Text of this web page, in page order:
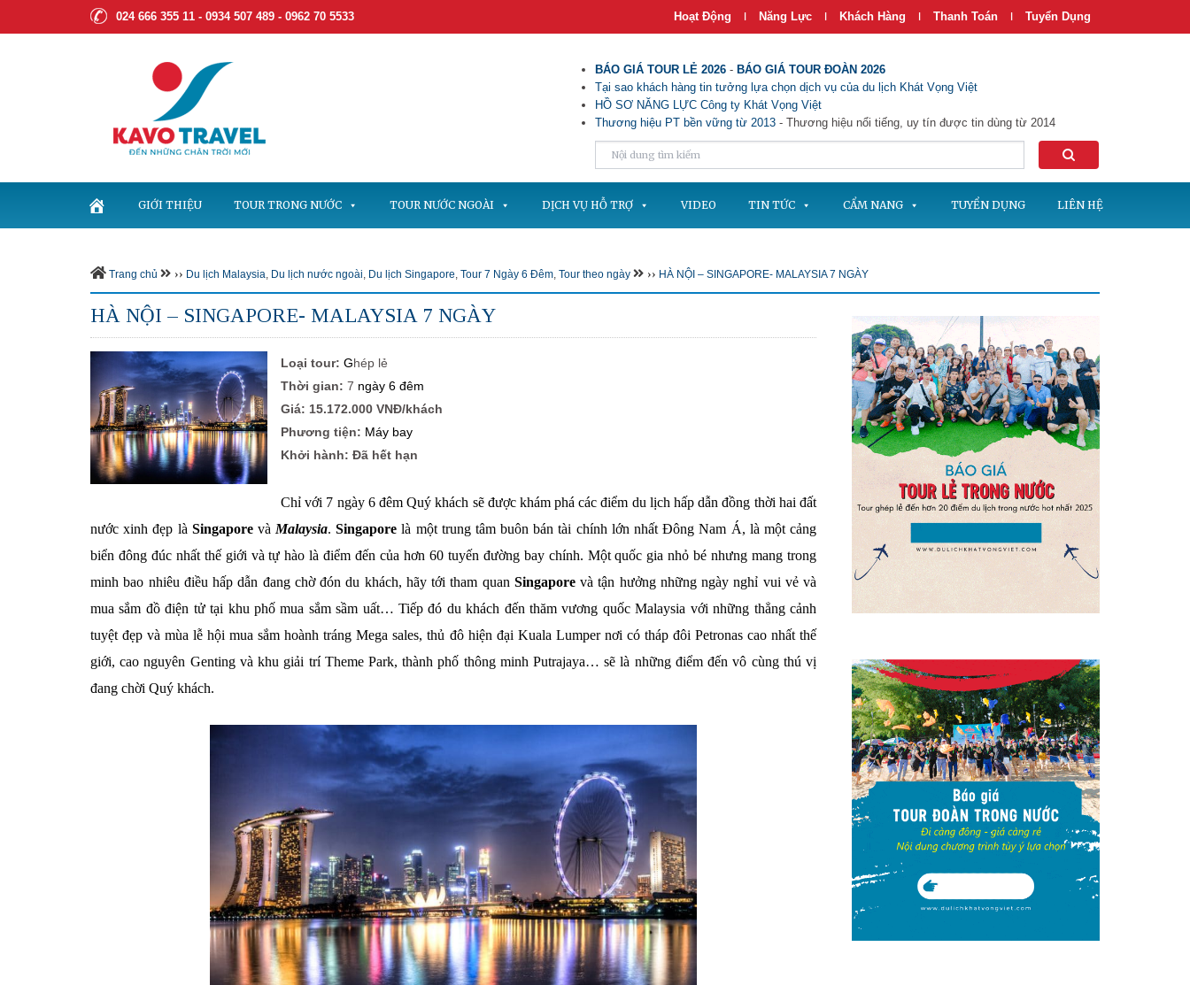
024 666 355 11 - 0934 507 489 - 0962 70 5533 Hoạt Động | Năng Lực | Khách Hàng | Thanh Toán | Tuyển Dụng
BÁO GIÁ TOUR LẺ 2026 - BÁO GIÁ TOUR ĐOÀN 2026
Tại sao khách hàng tin tưởng lựa chọn dịch vụ của du lịch Khát Vọng Việt
HỒ SƠ NĂNG LỰC Công ty Khát Vọng Việt
Thương hiệu PT bền vững từ 2013 - Thương hiệu nổi tiếng, uy tín được tin dùng từ 2014
GIỚI THIỆU TOUR TRONG NƯỚC TOUR NƯỚC NGOÀI DỊCH VỤ HỖ TRỢ VIDEO TIN TỨC CẨM NANG TUYỂN DỤNG LIÊN HỆ
Trang chủ ›› Du lịch Malaysia, Du lịch nước ngoài, Du lịch Singapore, Tour 7 Ngày 6 Đêm, Tour theo ngày ›› HÀ NỘI – SINGAPORE- MALAYSIA 7 NGÀY
HÀ NỘI – SINGAPORE- MALAYSIA 7 NGÀY
Loại tour: Ghép lẻ
Thời gian: 7 ngày 6 đêm
Giá: 15.172.000 VNĐ/khách
Phương tiện: Máy bay
Khởi hành: Đã hết hạn
Chỉ với 7 ngày 6 đêm Quý khách sẽ được khám phá các điểm du lịch hấp dẫn đồng thời hai đất
nước xinh đẹp là Singaporevà Malaysia.Singapore là một trung tâm buôn bán tài chính lớn nhất Đông Nam Á, là một cảng
biển đông đúc nhất thế giới và tự hào là điểm đến của hơn 60 tuyến đường bay chính. Một quốc gia nhỏ bé nhưng mang trong
minh bao nhiêu điều hấp dẫn đang chờ đón du khách, hãy tới tham quan Singaporevà tận hưởng những ngày nghỉ vui vẻ và
mua sắm đồ điện tử tại khu phố mua sắm sầm uất… Tiếp đó du khách đến thăm vương quốc Malaysia với những thẳng cảnh
tuyệt đẹp và mùa lễ hội mua sắm hoành tráng Mega sales, thủ đô hiện đại Kuala Lumper nơi có tháp đôi Petronas cao nhất thế
giới, cao nguyên Genting và khu giải trí Theme Park, thành phố thông minh Putrajaya… sẽ là những điểm đến vô cùng thú vị
đang chời Quý khách.